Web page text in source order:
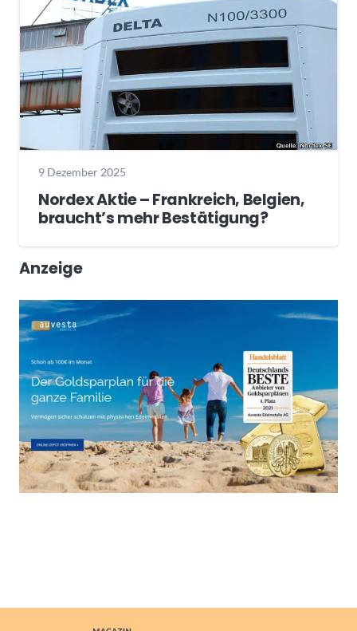
9 Dezember 2025
Nordex Aktie – Frankreich, Belgien,
braucht’s mehr Bestätigung?
Anzeige